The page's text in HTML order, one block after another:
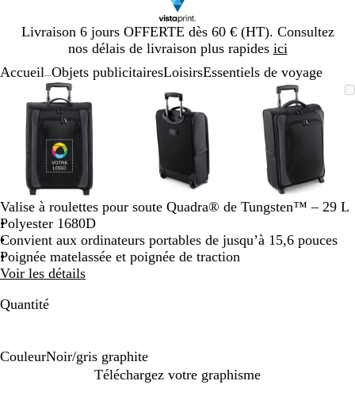
Livraison 6 jours OFFERTE dès 60 € (HT). Consultez
nos délais de livraison plus rapides ici
Diapositive
1
Accueil Objets publicitairesLoisirsEssentiels de voyage
Image
zoomable
Zoom
au
minimum
Cliquez
pour
développer
Utilisez
les
touches
plus
et
moins
pour
zoomer
et
les
touches
fléchées
zoomable
au
minimum
pour
développer
les
touches
plus
moins
pour
zoomer
les
touches
Image
zoomable
Zoom
au
minimum
Cliquez
pour
Utilisez
les
touches
moins
pour
zoomer
les
Diapositive
Valise à roulettes pour soute Quadra® de Tungsten™ – 29 L
Polyester 1680D
Convient aux ordinateurs portables de jusqu’à 15,6 pouces
Poignée matelassée et poignée de traction
Voir les détails
Quantité
CouleurNoir/gris graphite
Téléchargez votre graphisme